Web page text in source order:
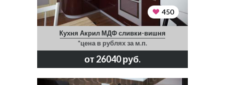
450
Кухня Акрил МДФ сливки-вишня
*цена в рублях за м.п.
от 26040 руб.